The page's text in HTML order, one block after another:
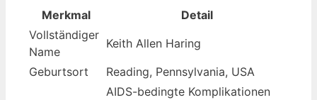
Merkmal
Detail
Vollständiger
Name
Keith Allen Haring
Geburtsort
Reading, Pennsylvania, USA
AIDS-bedingte Komplikationen